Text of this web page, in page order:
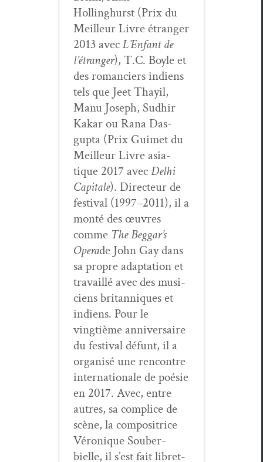
Hollinghurst (Prix du
Meilleur Livre étranger
2013 avecL’Enfant de
l’étranger), T.C. Boyle et
des romanciers indi­ens
tels que Jeet Thay­il,
Manu Joseph, Sud­hir
Kakar ou Rana Das­
gup­ta (Prix Guimet du
Meilleur Livre asi­a­
tique 2017 avecDel­hi
Cap­i­tale). Directeur de
fes­ti­val (1997–2011), il a
mon­té des œuvres
comme The Beggar’s
Operade John Gay dans
sa pro­pre adap­ta­tion et
tra­vail­lé avec des musi­
ciens bri­tan­niques et
indi­ens. Pour le
vingtième anniver­saire
du fes­ti­val défunt, il a
organ­isé une ren­con­tre
inter­na­tionale de poésie
en 2017. Avec, entre
autres, sa com­plice de
scène, la com­positrice
Véronique Sou­ber­
bielle, il s’est fait libret­